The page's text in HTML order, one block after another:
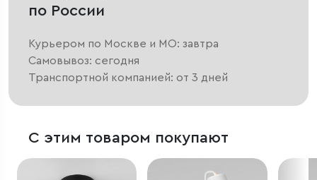
по России
Курьером по Москве и МО: завтра
Самовывоз: сегодня
Транспортной компанией: от 3 дней
С этим товаром покупают